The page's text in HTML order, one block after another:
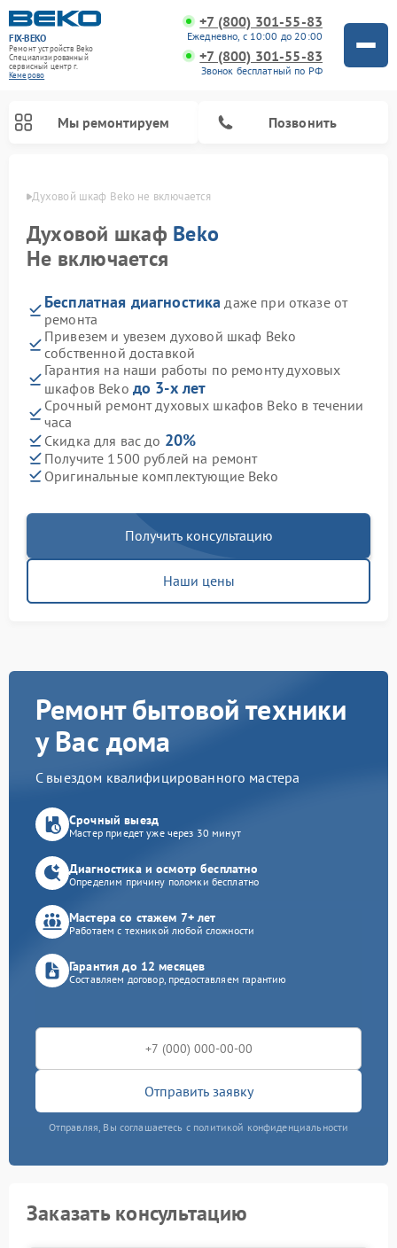
FIX-BEKO
Ремонт устройств Beko
Специализированный
cервисный центр г.
Кемерово
+7 (800) 301-55-83
Ежедневно, с 10:00 до 20:00
+7 (800) 301-55-83
Звонок бесплатный по РФ
Мы ремонтируем Позвонить
Духовой шкаф Beko не включается
Духовой шкаф Beko
Не включается
Бесплатная диагностика даже при отказе от
ремонта
Привезем и увезем духовой шкаф Beko
собственной доставкой
Гарантия на наши работы по ремонту духовых
шкафов Beko до 3-х лет
Срочный ремонт духовых шкафов Beko в течении
часа
Скидка для вас до 20%
Получите 1500 рублей на ремонт
Оригинальные комплектующие Beko
Получить консультацию
Наши цены
Ремонт бытовой техники
у Вас дома
С выездом квалифицированного мастера
Срочный выезд
Мастер приедет уже через 30 минут
Диагностика и осмотр бесплатно
Определим причину поломки бесплатно
Мастера со стажем 7+ лет
Работаем с техникой любой сложности
Гарантия до 12 месяцев
Составляем договор, предоставляем гарантию
Отправить заявку
Отправляя, Вы соглашаетесь с политикой конфиденциальности
Заказать консультацию